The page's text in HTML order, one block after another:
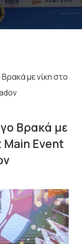
με νίκη στο
Βρακά με
Event